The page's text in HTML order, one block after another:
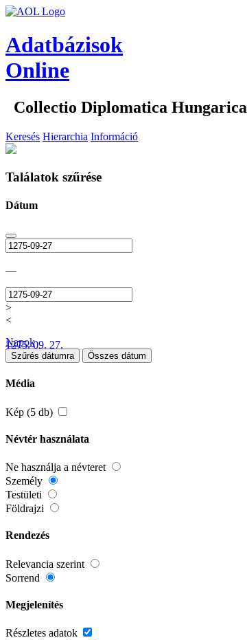
Adatbázisok
Online
Collectio Diplomatica Hungarica
Keresés Hierarchia Információ
Találatok szűrése
Dátum
—
>
<
1275. 09. 27.
Napok
Szűrés dátumra Összes dátum
Média
Kép (5 db)
Névtér használata
Ne használja a névteret
Személy
Testületi
Földrajzi
Rendezés
Relevancia szerint
Sorrend
Megjelenítés
Részletes adatok